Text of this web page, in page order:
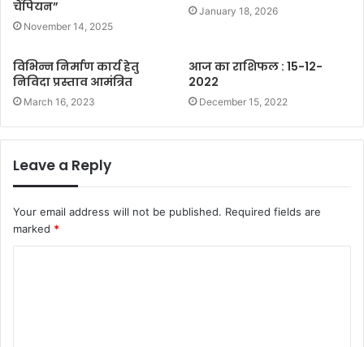
चैंपियन”
November 14, 2025
January 18, 2026
विभिन्न निर्माण कार्य हेतु
निविदा प्रस्ताव आमंत्रित
March 16, 2023
आज का राशिफल : 15-12-
2022
December 15, 2022
Leave a Reply
Your email address will not be published. Required fields are
marked *